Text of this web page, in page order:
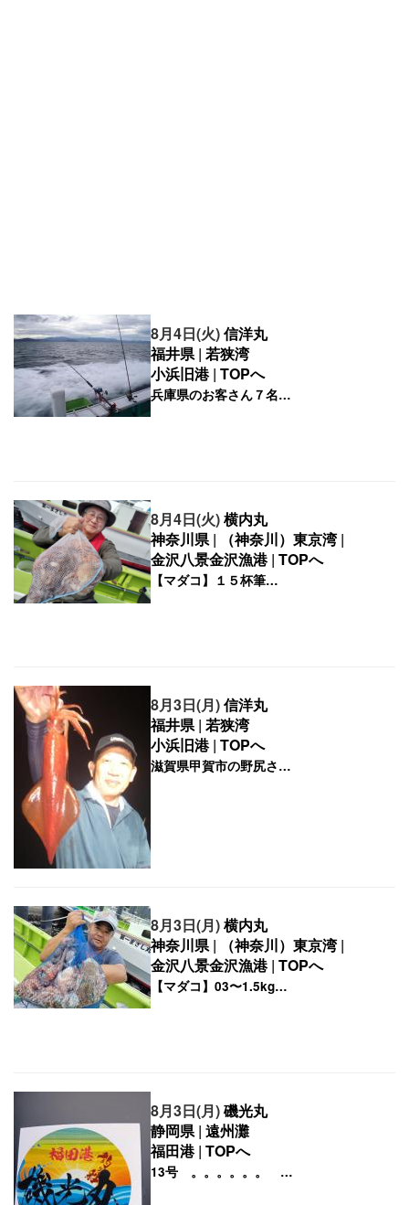
8月4日(火)信洋丸
福井県| 若狭湾
小浜旧港| TOPへ
8月4日(火)横内丸
神奈川県| （神奈川）東京湾|
金沢八景金沢漁港| TOPへ
8月3日(月)信洋丸
福井県| 若狭湾
小浜旧港| TOPへ
8月3日(月)横内丸
神奈川県| （神奈川）東京湾|
金沢八景金沢漁港| TOPへ
8月3日(月)磯光丸
静岡県| 遠州灘
福田港| TOPへ